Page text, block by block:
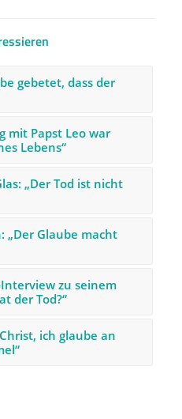
gebetet, dass der
mit Papst Leo war
Lebens“
„Der Tod ist nicht
„Der Glaube macht
zu seinem
der Tod?“
ich glaube an